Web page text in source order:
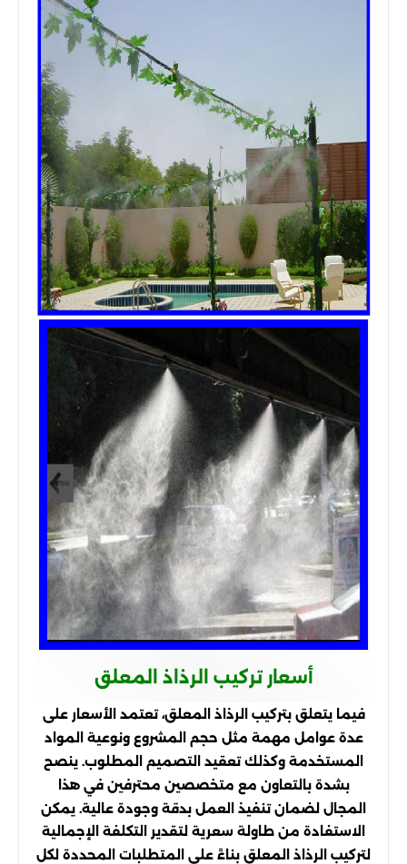
أسعار تركيب الرذاذ المعلق
فيما يتعلق بتركيب الرذاذ المعلق، تعتمد الأسعار على
عدة عوامل مهمة مثل حجم المشروع ونوعية المواد
المستخدمة وكذلك تعقيد التصميم المطلوب. ينصح
بشدة بالتعاون مع متخصصين محترفين في هذا
المجال لضمان تنفيذ العمل بدقة وجودة عالية. يمكن
الاستفادة من طاولة سعرية لتقدير التكلفة الإجمالية
لتركيب الرذاذ المعلق بناءً على المتطلبات المحددة لكل